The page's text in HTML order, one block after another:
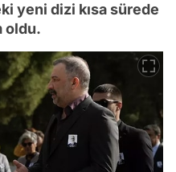
yeni dizi kısa sürede
oldu.